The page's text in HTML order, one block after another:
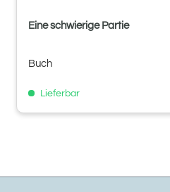
Eine schwierige Partie
Buch
Lieferbar